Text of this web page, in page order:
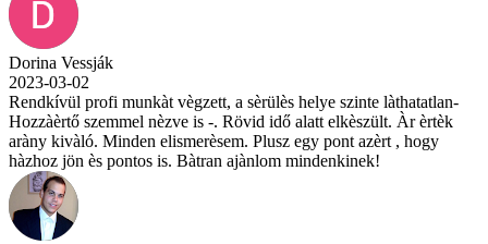
Dorina Vessják
2023-03-02
Rendkívül profi munkàt vègzett, a sèrülès helye szinte làthatatlan-
Hozzàèrtő szemmel nèzve is -. Rövid idő alatt elkèszült. Àr èrtèk
aràny kivàló. Minden elismerèsem. Plusz egy pont azèrt , hogy
hàzhoz jön ès pontos is. Bàtran ajànlom mindenkinek!